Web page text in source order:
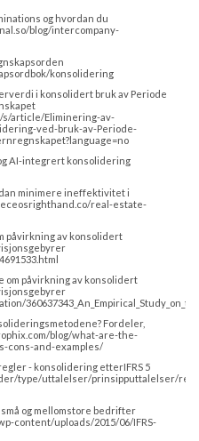
og hvordan du
blog/intercompany-
konsolidering
i konsolidert bruk av Periode
s/article/Eliminering-av-
ved-bruk-av-Periode-
AI-integrert konsolidering
minimere ineffektivitet i
real-estate-
påvirkning av konsolidert
om påvirkning av konsolidert
Fordeler,
blog/what-are-the-
cons-and-examples/
- konsolidering etterIFRS 5
type/uttalelser/prinsipputtalelser/
små og mellomstore bedrifter
content/uploads/2015/06/IFRS-